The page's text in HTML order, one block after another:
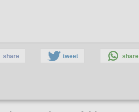
share tweet share